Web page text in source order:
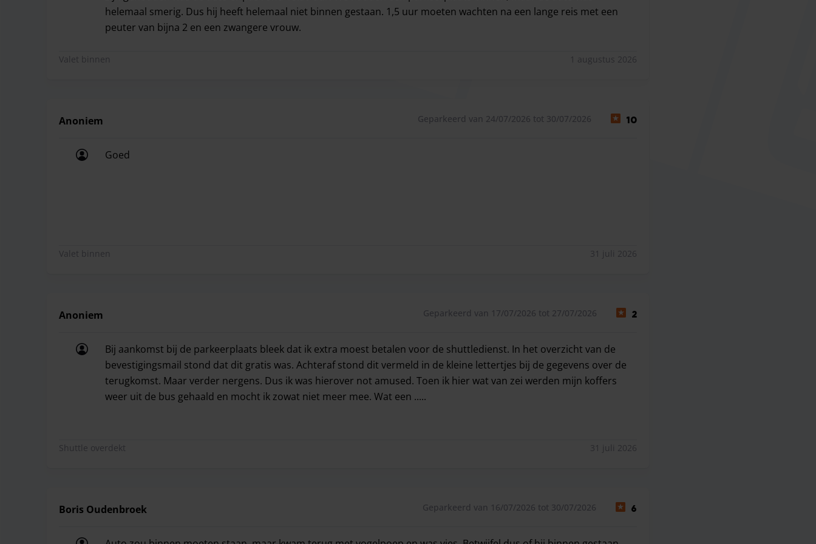
helemaal smerig. Dus hij heeft helemaal niet binnen gestaan. 1,5 uur moeten wachten na een lange reis met een
peuter van bijna 2 en een zwangere vrouw.
Valet binnen 1 augustus 2026
Anoniem Geparkeerd van 24/07/2026 tot 30/07/2026 10
Goed
Valet binnen 31 juli 2026
Anoniem Geparkeerd van 17/07/2026 tot 27/07/2026 2
Bij aankomst bij de parkeerplaats bleek dat ik extra moest betalen voor de shuttledienst. In het overzicht van de
bevestigingsmail stond dat dit gratis was. Achteraf stond dit vermeld in de kleine lettertjes bij de gegevens over de
terugkomst. Maar verder nergens. Dus ik was hierover not amused. Toen ik hier wat van zei werden mijn koffers
weer uit de bus gehaald en mocht ik zowat niet meer mee. Wat een .....
Shuttle overdekt 31 juli 2026
Boris Oudenbroek Geparkeerd van 16/07/2026 tot 30/07/2026 6